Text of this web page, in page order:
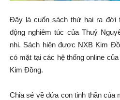
Đây là cuốn sách thứ hai ra đời
động nghiêm túc của Thuỷ
nhi. Sách hiện được NXB Kim
có mặt tại các hệ thống online
Kim Đồng.
Chia sẻ về đứa con tinh thần của